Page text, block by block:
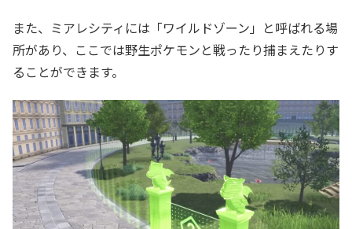
また、ミアレシティには「ワイルドゾーン」と呼ばれる場
所があり、ここでは野生ポケモンと戦ったり捕まえたりす
ることができます。